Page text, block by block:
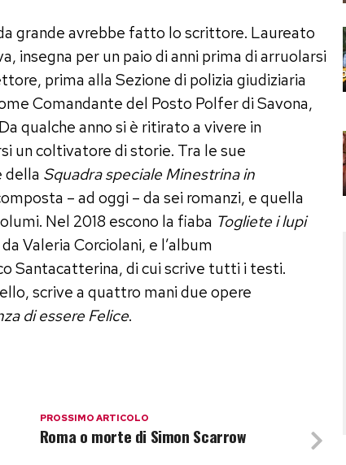
grande avrebbe fatto lo scrittore. Laureato
insegna per un paio di anni prima di arruolarsi
prima alla Sezione di polizia giudiziaria
Comandante del Posto Polfer di Savona,
qualche anno si è ritirato a vivere in
un coltivatore di storie. Tra le sue
della Squadra speciale Minestrina in
– ad oggi – da sei romanzi, e quella
Nel 2018 escono la fiaba Togliete i lupi
Valeria Corciolani, e l’album
Santacatterina, di cui scrive tutti i testi.
scrive a quattro mani due opere
di essere Felice.
PROSSIMO ARTICOLO
Roma o morte di Simon Scarrow